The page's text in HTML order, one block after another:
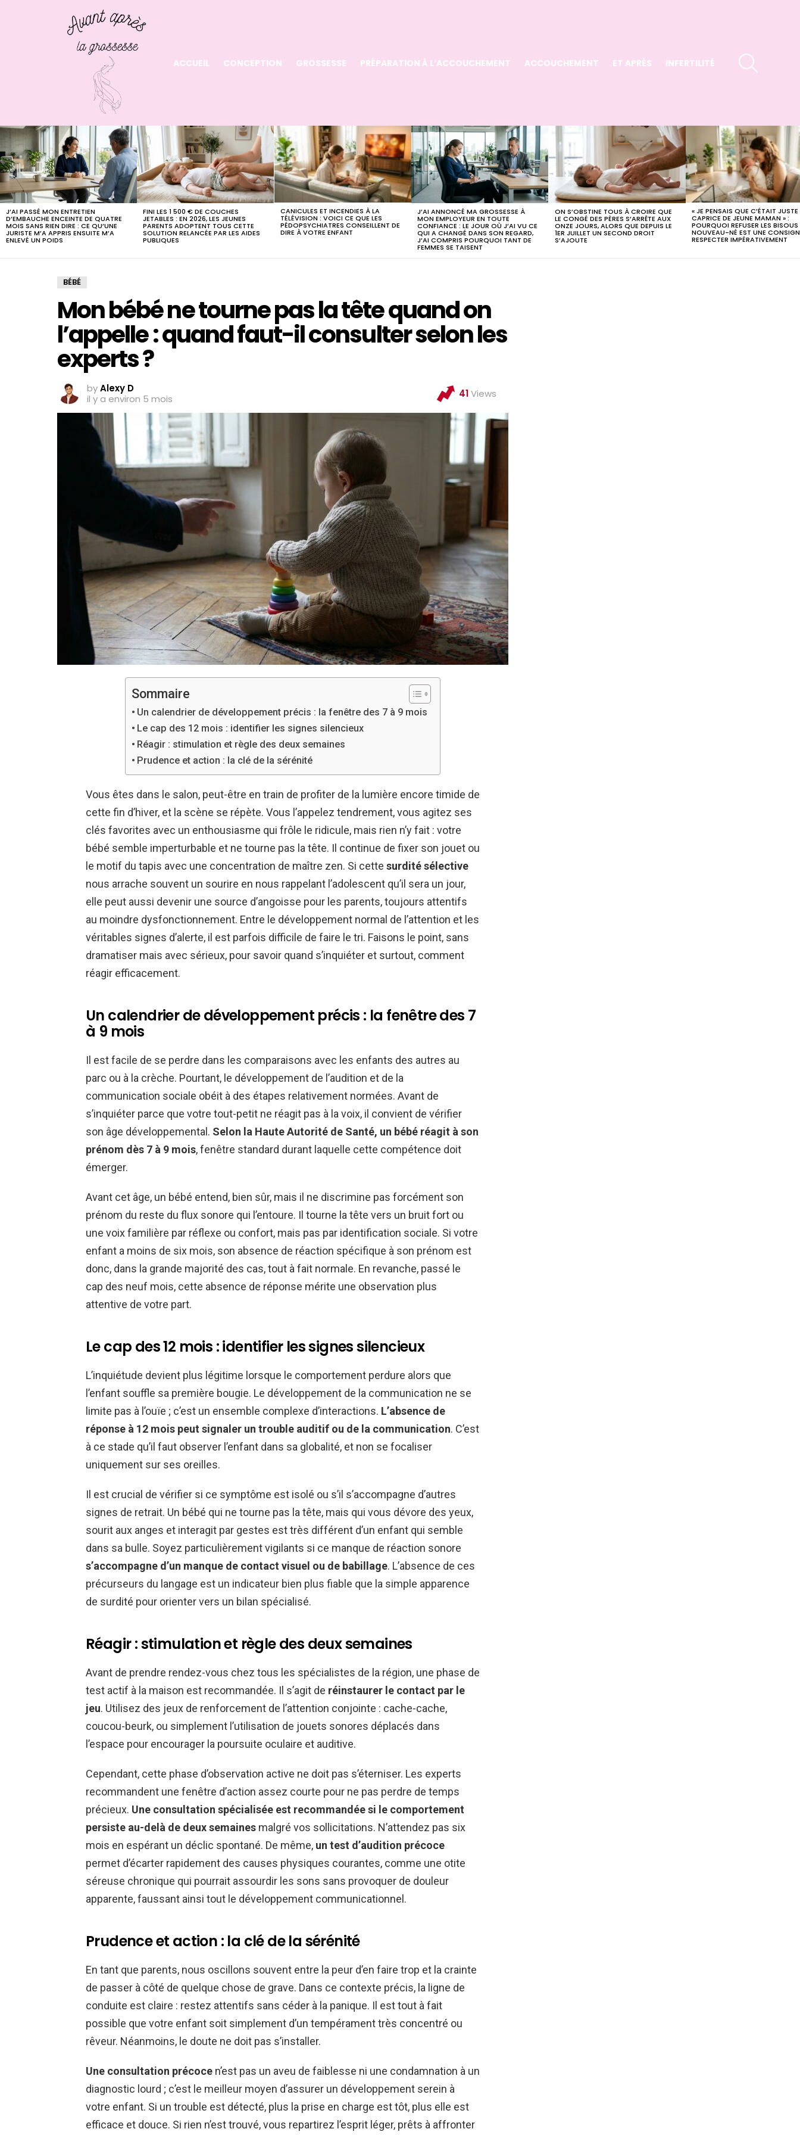
ACCUEIL CONCEPTION GROSSESSE PRÉPARATION À L’ACCOUCHEMENT ACCOUCHEMENT ET APRÈS INFERTILITÉ
LATEST
STORIES
J’AI PASSÉ MON ENTRETIEN
D’EMBAUCHE ENCEINTE DE QUATRE
MOIS SANS RIEN DIRE : CE QU’UNE
JURISTE M’A APPRIS ENSUITE M’A
ENLEVÉ UN POIDS
FINI LES 1 500 € DE COUCHES
JETABLES : EN 2026, LES JEUNES
PARENTS ADOPTENT TOUS CETTE
SOLUTION RELANCÉE PAR LES AIDES
PUBLIQUES
CANICULES ET INCENDIES À LA
TÉLÉVISION : VOICI CE QUE LES
PÉDOPSYCHIATRES CONSEILLENT DE
DIRE À VOTRE ENFANT
J’AI ANNONCÉ MA GROSSESSE À
MON EMPLOYEUR EN TOUTE
CONFIANCE : LE JOUR OÙ J’AI VU CE
QUI A CHANGÉ DANS SON REGARD,
J’AI COMPRIS POURQUOI TANT DE
FEMMES SE TAISENT
ON S’OBSTINE TOUS À CROIRE QUE
LE CONGÉ DES PÈRES S’ARRÊTE AUX
ONZE JOURS, ALORS QUE DEPUIS LE
1ER JUILLET UN SECOND DROIT
S’AJOUTE
« JE PENSAIS QUE C’ÉTAIT
CAPRICE DE JEUNE MAMAN » :
POURQUOI REFUSER LES
NOUVEAU-NÉ EST UNE
RESPECTER IMPÉRATIVEMENT
BÉBÉ
Mon bébé ne tourne pas la tête quand on
l’appelle : quand faut-il consulter selon les
experts ?
byAlexy D
il y a environ 5 mois
41Views
Sommaire
Un calendrier de développement précis : la fenêtre des 7 à 9 mois
Le cap des 12 mois : identifier les signes silencieux
Réagir : stimulation et règle des deux semaines
Prudence et action : la clé de la sérénité
Vous êtes dans le salon, peut-être en train de profiter de la lumière encore timide de
cette fin d’hiver, et la scène se répète. Vous l’appelez tendrement, vous agitez ses
clés favorites avec un enthousiasme qui frôle le ridicule, mais rien n’y fait : votre
bébé semble imperturbable et ne tourne pas la tête. Il continue de fixer son jouet ou
le motif du tapis avec une concentration de maître zen. Si cette surdité sélective
nous arrache souvent un sourire en nous rappelant l’adolescent qu’il sera un jour,
elle peut aussi devenir une source d’angoisse pour les parents, toujours attentifs
au moindre dysfonctionnement. Entre le développement normal de l’attention et les
véritables signes d’alerte, il est parfois difficile de faire le tri. Faisons le point, sans
dramatiser mais avec sérieux, pour savoir quand s’inquiéter et surtout, comment
réagir efficacement.
Un calendrier de développement précis : la fenêtre des 7
à 9 mois
Il est facile de se perdre dans les comparaisons avec les enfants des autres au
parc ou à la crèche. Pourtant, le développement de l’audition et de la
communication sociale obéit à des étapes relativement normées. Avant de
s’inquiéter parce que votre tout-petit ne réagit pas à la voix, il convient de vérifier
son âge développemental. Selon la Haute Autorité de Santé, un bébé réagit à son
prénom dès 7 à 9 mois, fenêtre standard durant laquelle cette compétence doit
émerger.
Avant cet âge, un bébé entend, bien sûr, mais il ne discrimine pas forcément son
prénom du reste du flux sonore qui l’entoure. Il tourne la tête vers un bruit fort ou
une voix familière par réflexe ou confort, mais pas par identification sociale. Si votre
enfant a moins de six mois, son absence de réaction spécifique à son prénom est
donc, dans la grande majorité des cas, tout à fait normale. En revanche, passé le
cap des neuf mois, cette absence de réponse mérite une observation plus
attentive de votre part.
Le cap des 12 mois : identifier les signes silencieux
L’inquiétude devient plus légitime lorsque le comportement perdure alors que
l’enfant souffle sa première bougie. Le développement de la communication ne se
limite pas à l’ouïe ; c’est un ensemble complexe d’interactions. L’absence de
réponse à 12 mois peut signaler un trouble auditif ou de la communication. C’est
à ce stade qu’il faut observer l’enfant dans sa globalité, et non se focaliser
uniquement sur ses oreilles.
Il est crucial de vérifier si ce symptôme est isolé ou s’il s’accompagne d’autres
signes de retrait. Un bébé qui ne tourne pas la tête, mais qui vous dévore des yeux,
sourit aux anges et interagit par gestes est très différent d’un enfant qui semble
dans sa bulle. Soyez particulièrement vigilants si ce manque de réaction sonore
s’accompagne d’un manque de contact visuel ou de babillage. L’absence de ces
précurseurs du langage est un indicateur bien plus fiable que la simple apparence
de surdité pour orienter vers un bilan spécialisé.
Réagir : stimulation et règle des deux semaines
Avant de prendre rendez-vous chez tous les spécialistes de la région, une phase de
test actif à la maison est recommandée. Il s’agit de réinstaurer le contact par le
jeu. Utilisez des jeux de renforcement de l’attention conjointe : cache-cache,
coucou-beurk, ou simplement l’utilisation de jouets sonores déplacés dans
l’espace pour encourager la poursuite oculaire et auditive.
Cependant, cette phase d’observation active ne doit pas s’éterniser. Les experts
recommandent une fenêtre d’action assez courte pour ne pas perdre de temps
précieux. Une consultation spécialisée est recommandée si le comportement
persiste au-delà de deux semaines malgré vos sollicitations. N’attendez pas six
mois en espérant un déclic spontané. De même, un test d’audition précoce
permet d’écarter rapidement des causes physiques courantes, comme une otite
séreuse chronique qui pourrait assourdir les sons sans provoquer de douleur
apparente, faussant ainsi tout le développement communicationnel.
Prudence et action : la clé de la sérénité
En tant que parents, nous oscillons souvent entre la peur d’en faire trop et la crainte
de passer à côté de quelque chose de grave. Dans ce contexte précis, la ligne de
conduite est claire : restez attentifs sans céder à la panique. Il est tout à fait
possible que votre enfant soit simplement d’un tempérament très concentré ou
rêveur. Néanmoins, le doute ne doit pas s’installer.
Une consultation précoce n’est pas un aveu de faiblesse ni une condamnation à un
diagnostic lourd ; c’est le meilleur moyen d’assurer un développement serein à
votre enfant. Si un trouble est détecté, plus la prise en charge est tôt, plus elle est
efficace et douce. Si rien n’est trouvé, vous repartirez l’esprit léger, prêts à affronter